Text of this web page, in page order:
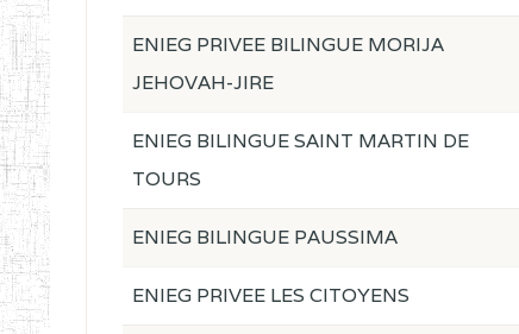
ENIEG PRIVEE BILINGUE MORIJA
JEHOVAH-JIRE
ENIEG BILINGUE SAINT MARTIN DE
TOURS
ENIEG BILINGUE PAUSSIMA
ENIEG PRIVEE LES CITOYENS